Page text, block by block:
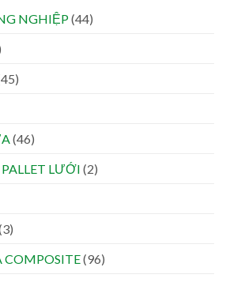
NGHIỆP(44)
(46)
LƯỚI (2)
(96)